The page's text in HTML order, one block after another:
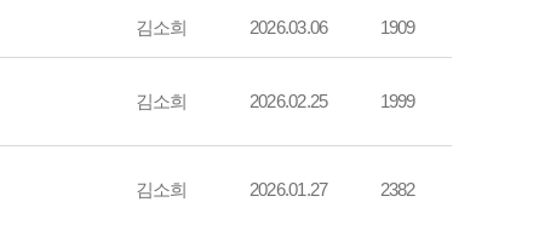
김소희 2026.03.06 1909
김소희 2026.02.25 1999
김소희 2026.01.27 2382